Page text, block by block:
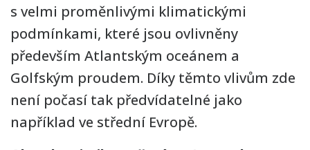
s velmi proměnlivými klimatickými
podmínkami, které jsou ovlivněny
především Atlantským oceánem a
Golfským proudem. Díky těmto vlivům zde
není počasí tak předvídatelné jako
například ve střední Evropě.